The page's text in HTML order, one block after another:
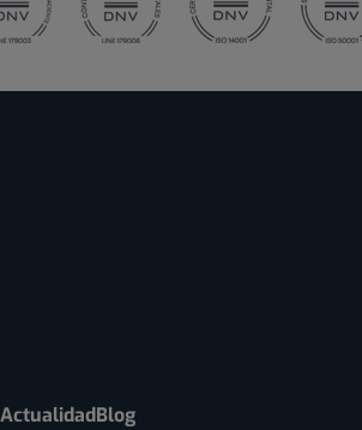
ActualidadBlog